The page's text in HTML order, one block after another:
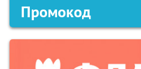
Промокод